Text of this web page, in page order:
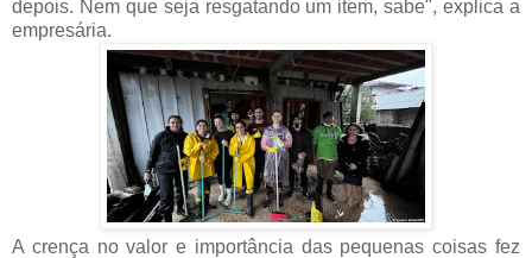
depois. Nem que seja resgatando um item, sabe", explica a
empresária.
A crença no valor e importância das pequenas coisas fez